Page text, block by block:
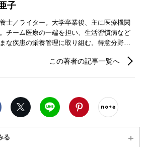
子
士／ライター。大学卒業後、主に医療機関
チーム医療の一端を担い、生活習慣病など
な疾患の栄養管理に取り組む。得意分野は
た経験も。現在は豊富な栄養相談経験を活か
この著者の記事一覧へ
Facebook X（旧twitter）
LINE Pinterest
る